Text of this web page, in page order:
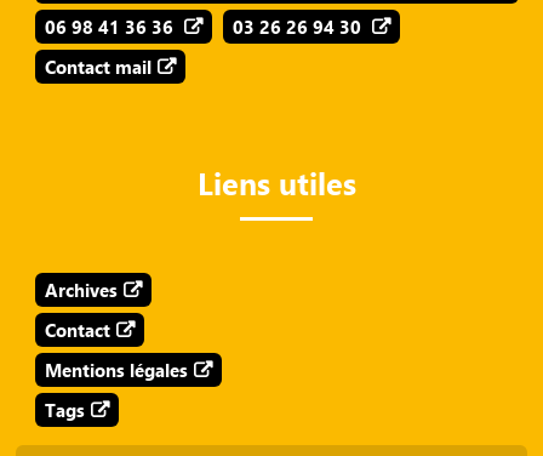
06 98 41 36 36
03 26 26 94 30
Contact mail
Liens utiles
Archives
Contact
Mentions légales
Tags